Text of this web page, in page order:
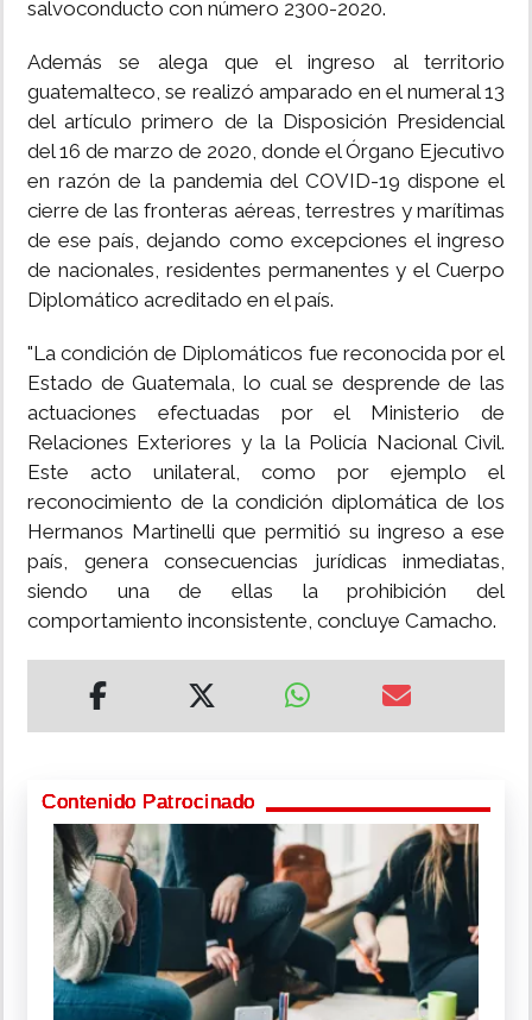
salvoconducto con número 2300-2020.
Además se alega que el ingreso al territorio
guatemalteco, se realizó amparado en el numeral 13
del artículo primero de la Disposición Presidencial
del 16 de marzo de 2020, donde el Órgano Ejecutivo
en razón de la pandemia del COVID-19 dispone el
cierre de las fronteras aéreas, terrestres y marítimas
de ese país, dejando como excepciones el ingreso
de nacionales, residentes permanentes y el Cuerpo
Diplomático acreditado en el país.
"La condición de Diplomáticos fue reconocida por el
Estado de Guatemala, lo cual se desprende de las
actuaciones efectuadas por el Ministerio de
Relaciones Exteriores y la la Policía Nacional Civil.
Este acto unilateral, como por ejemplo el
reconocimiento de la condición diplomática de los
Hermanos Martinelli que permitió su ingreso a ese
país, genera consecuencias jurídicas inmediatas,
siendo una de ellas la prohibición del
comportamiento inconsistente, concluye Camacho.
Contenido Patrocinado